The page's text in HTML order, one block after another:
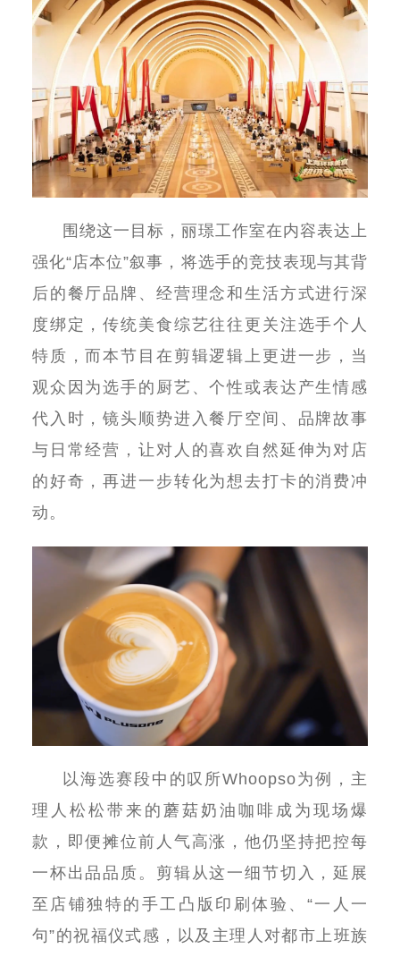
围绕这一目标，丽璟工作室在内容表达上
强化“店本位”叙事，将选手的竞技表现与其背
后的餐厅品牌、经营理念和生活方式进行深
度绑定，传统美食综艺往往更关注选手个人
特质，而本节目在剪辑逻辑上更进一步，当
观众因为选手的厨艺、个性或表达产生情感
代入时，镜头顺势进入餐厅空间、品牌故事
与日常经营，让对人的喜欢自然延伸为对店
的好奇，再进一步转化为想去打卡的消费冲
动。
以海选赛段中的叹所Whoopso为例，主
理人松松带来的蘑菇奶油咖啡成为现场爆
款，即便摊位前人气高涨，他仍坚持把控每
一杯出品品质。剪辑从这一细节切入，延展
至店铺独特的手工凸版印刷体验、 “一人一
句”的祝福仪式感，以及主理人对都市上班族